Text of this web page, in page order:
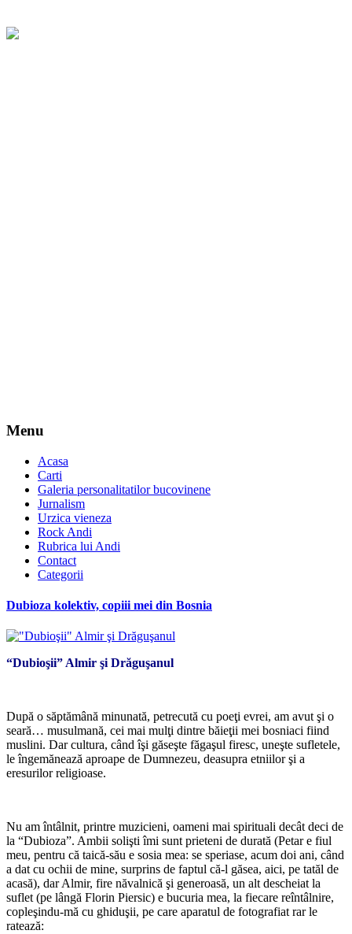
Menu
Acasa
Carti
Galeria personalitatilor bucovinene
Jurnalism
Urzica vieneza
Rock Andi
Rubrica lui Andi
Contact
Categorii
Dubioza kolektiv, copiii mei din Bosnia
“Dubioşii” Almir şi Drăguşanul
După o săptămână minunată, petrecută cu poeţi evrei, am avut şi o
seară… musulmană, cei mai mulţi dintre băieţii mei bosniaci fiind
muslini. Dar cultura, când îşi găseşte făgaşul firesc, uneşte sufletele,
le îngemănează aproape de Dumnezeu, deasupra etniilor şi a
eresurilor religioase.
Nu am întâlnit, printre muzicieni, oameni mai spirituali decât deci de
la “Dubioza”. Ambii solişti îmi sunt prieteni de durată (Petar e fiul
meu, pentru că taică-său e sosia mea: se speriase, acum doi ani, când
a dat cu ochii de mine, surprins de faptul că-l găsea, aici, pe tatăl de
acasă), dar Almir, fire năvalnică şi generoasă, un alt descheiat la
suflet (pe lângă Florin Piersic) e bucuria mea, la fiecare reîntâlnire,
copleşindu-mă cu ghiduşii, pe care aparatul de fotografiat rar le
ratează: